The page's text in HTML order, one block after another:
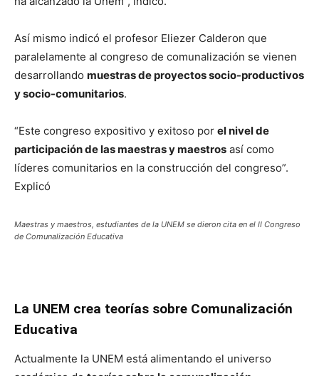
Así mismo indicó el profesor Eliezer Calderon que
paralelamente al congreso de comunalización se vienen
desarrollando muestras de proyectos socio-productivos
y socio-comunitarios.
“Este congreso expositivo y exitoso por el nivel de
participación de las maestras y maestros así como
líderes comunitarios en la construcción del congreso”.
Explicó
Maestras y maestros, estudiantes de la UNEM se dieron cita en el II Congreso
de Comunalización Educativa
La UNEM crea teorías sobre Comunalización
Educativa
Actualmente la UNEM está alimentando el universo